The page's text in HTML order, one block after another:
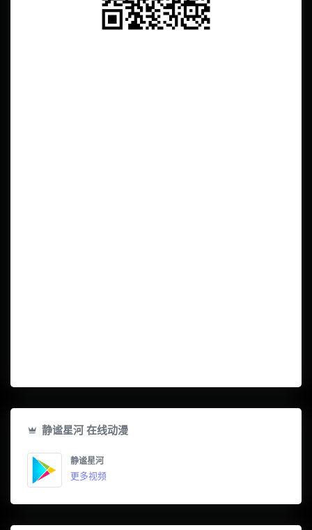
静谧星河 在线动漫
静谧星河
更多视频